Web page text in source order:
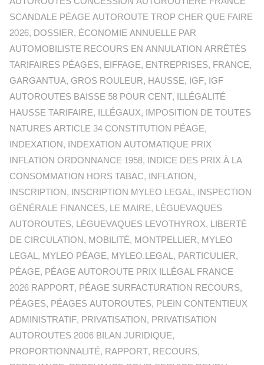
SCANDALE PÉAGE AUTOROUTE TROP CHER QUE FAIRE
2026, DOSSIER, ÉCONOMIE ANNUELLE PAR
AUTOMOBILISTE RECOURS EN ANNULATION ARRÊTÉS
TARIFAIRES PÉAGES, EIFFAGE, ENTREPRISES, FRANCE,
GARGANTUA, GROS ROULEUR, HAUSSE, IGF, IGF
AUTOROUTES BAISSE 58 POUR CENT, ILLÉGALITÉ
HAUSSE TARIFAIRE, ILLÉGAUX, IMPOSITION DE TOUTES
NATURES ARTICLE 34 CONSTITUTION PÉAGE,
INDEXATION, INDEXATION AUTOMATIQUE PRIX
INFLATION ORDONNANCE 1958, INDICE DES PRIX À LA
CONSOMMATION HORS TABAC, INFLATION,
INSCRIPTION, INSCRIPTION MYLEO LEGAL, INSPECTION
GÉNÉRALE FINANCES, LE MAIRE, LÈGUEVAQUES
AUTOROUTES, LÈGUEVAQUES LEVOTHYROX, LIBERTÉ
DE CIRCULATION, MOBILITÉ, MONTPELLIER, MYLEO
LEGAL, MYLEO PÉAGE, MYLEO.LEGAL, PARTICULIER,
PÉAGE, PÉAGE AUTOROUTE PRIX ILLÉGAL FRANCE
2026 RAPPORT, PÉAGE SURFACTURATION RECOURS,
PÉAGES, PÉAGES AUTOROUTES, PLEIN CONTENTIEUX
ADMINISTRATIF, PRIVATISATION, PRIVATISATION
AUTOROUTES 2006 BILAN JURIDIQUE,
PROPORTIONNALITÉ, RAPPORT, RECOURS,